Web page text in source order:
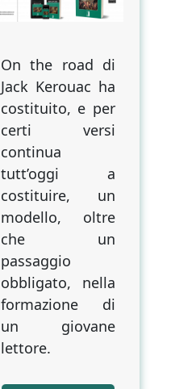
tra
e
viaggi
senza
meta
On the road di
Jack Kerouac ha
costituito, e per
certi versi
continua
tutt’oggi a
costituire, un
modello, oltre
che un
passaggio
obbligato, nella
formazione di
un giovane
lettore.